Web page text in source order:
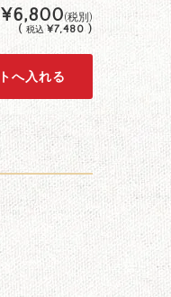
¥6,800(税別)
( 税込 ¥7,480 )